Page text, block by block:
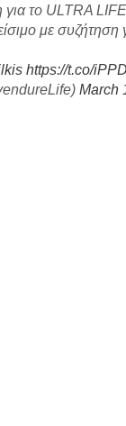
το ULTRA
με συζήτηση
https://t.co/
March